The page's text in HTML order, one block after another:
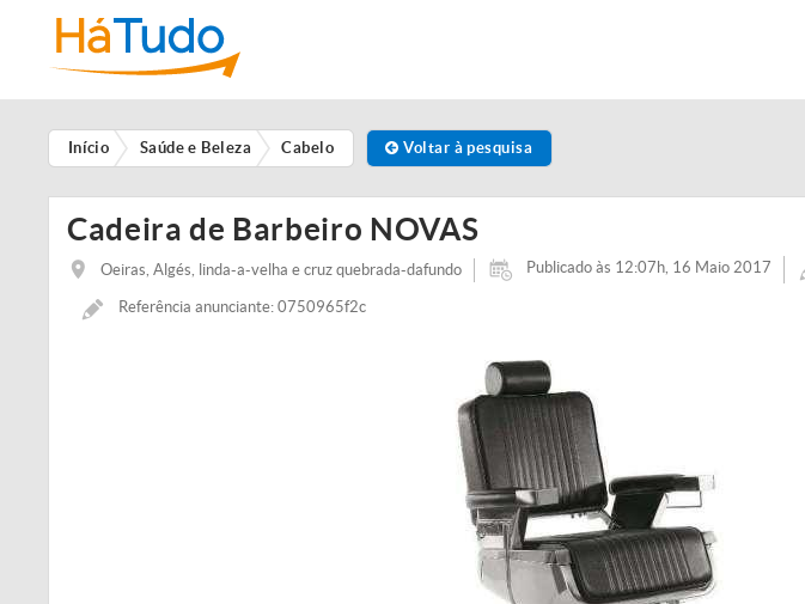
Início Saúde e Beleza Cabelo Voltar à pesquisa
Cadeira de Barbeiro NOVAS
Oeiras, Algés, linda-a-velha e cruz quebrada-dafundo Publicado às 12:07h, 16 Maio 2017
Referência anunciante: 0750965f2c